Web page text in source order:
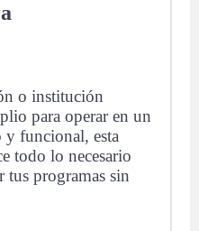
o institución
para operar en un
y funcional, esta
todo lo necesario
tus programas sin